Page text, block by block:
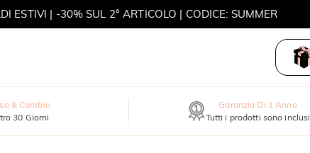
ESTIVI | -30% SUL 2° ARTICOLO | CODICE: SUMMER
& Cambio
30 Giorni
Garanzia Di 1 Anno
Tutti i prodotti sono inclusi